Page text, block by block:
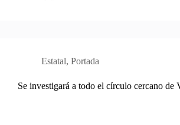
Estatal, Portada
Se investigará a todo el círculo cercano de